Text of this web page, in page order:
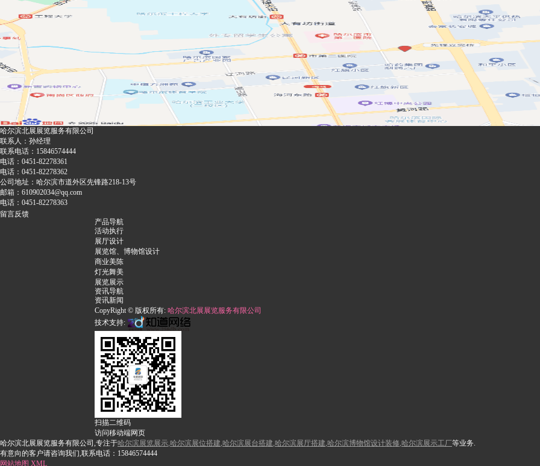
哈尔滨北展展览服务有限公司
联系人：孙经理
联系电话：15846574444
电话：0451-82278361
电话：0451-82278362
公司地址：哈尔滨市道外区先锋路218-13号
邮箱：610902034@qq.com
电话：0451-82278363
留言反馈
产品导航
活动执行
展厅设计
展览馆、博物馆设计
商业美陈
灯光舞美
展览展示
资讯导航
资讯新闻
CopyRight © 版权所有: 哈尔滨北展展览服务有限公司
技术支持:
扫描二维码
访问移动端网页
哈尔滨北展展览服务有限公司,专注于哈尔滨展览展示,哈尔滨展位搭建,哈尔滨展台搭建,哈尔滨展厅搭建,哈尔滨博物馆设计装修,哈尔滨展示工厂等业务.
有意向的客户请咨询我们,联系电话：15846574444
网站地图 XML